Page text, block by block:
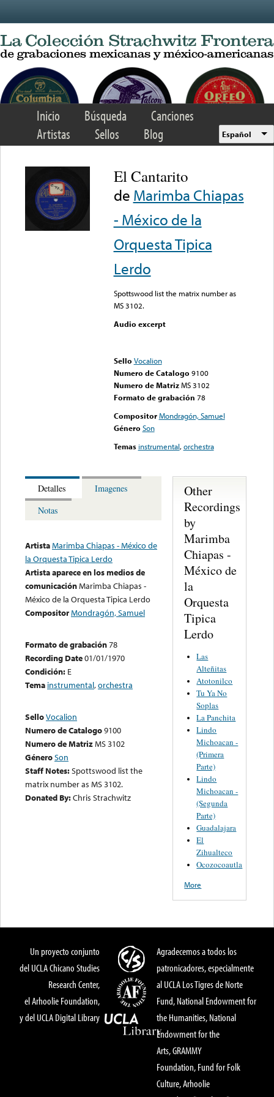
Inicio Búsqueda
Canciones
Artistas
Sellos Blog Español
El Cantarito
de Marimba Chiapas
- México de la
Orquesta Tipica
Lerdo
Spottswood list the matrix number as
MS 3102.
Audio excerpt
Sello Vocalion
Numero de Catalogo 9100
Numero de Matriz MS 3102
Formato de grabación 78
Compositor Mondragón, Samuel
Género Son
Temas instrumental,orchestra
Detalles
Imagenes
Notas
ArtistaMarimba Chiapas - México de
la Orquesta Tipica Lerdo
Artista aparece en los medios de
comunicaciónMarimba Chiapas -
México de la Orquesta Tipica Lerdo
CompositorMondragón, Samuel
Formato de grabación78
Recording Date01/01/1970
Condición: E
Tema instrumental,orchestra
SelloVocalion
Numero de Catalogo9100
Numero de MatrizMS 3102
GéneroSon
Staff Notes:Spottswood list the
matrix number as MS 3102.
Donated By:Chris Strachwitz
Other
Recordings
by
Marimba
Chiapas -
México de
la
Orquesta
Tipica
Lerdo
Las
Alteñitas
Atotonilco
Tu Ya No
Soplas
La Panchita
Lindo
Michoacan -
(Primera
Parte)
Lindo
Michoacan -
(Segunda
Parte)
Guadalajara
El
Zihualteco
Ocozocoautla
More
Un proyecto conjunto
del UCLA Chicano Studies
Research Center,
el Arhoolie Foundation,
y del UCLA Digital Library
Agradecemos a todos los
patronicadores, especialmente
al UCLA Los Tigres de Norte
Fund, National Endowment for
the Humanities, National
Endowment for the
Arts, GRAMMY
Foundation, Fund for Folk
Culture, Arhoolie